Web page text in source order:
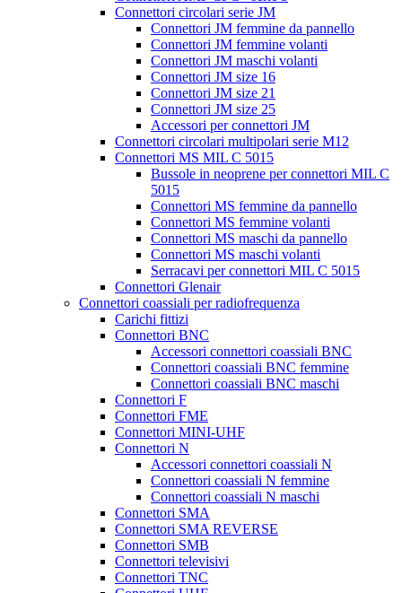
Connettori circolari serie JM
Connettori JM femmine da pannello
Connettori JM femmine volanti
Connettori JM maschi volanti
Connettori JM size 16
Connettori JM size 21
Connettori JM size 25
Accessori per connettori JM
Connettori circolari multipolari serie M12
Connettori MS MIL C 5015
Bussole in neoprene per connettori MIL C
5015
Connettori MS femmine da pannello
Connettori MS femmine volanti
Connettori MS maschi da pannello
Connettori MS maschi volanti
Serracavi per connettori MIL C 5015
Connettori Glenair
Connettori coassiali per radiofrequenza
Carichi fittizi
Connettori BNC
Accessori connettori coassiali BNC
Connettori coassiali BNC femmine
Connettori coassiali BNC maschi
Connettori F
Connettori FME
Connettori MINI-UHF
Connettori N
Accessori connettori coassiali N
Connettori coassiali N femmine
Connettori coassiali N maschi
Connettori SMA
Connettori SMA REVERSE
Connettori SMB
Connettori televisivi
Connettori TNC